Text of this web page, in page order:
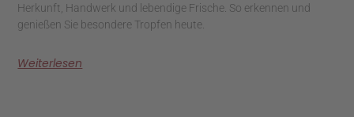
Herkunft, Handwerk und lebendige Frische. So erkennen und
genießen Sie besondere Tropfen heute.
Weiterlesen